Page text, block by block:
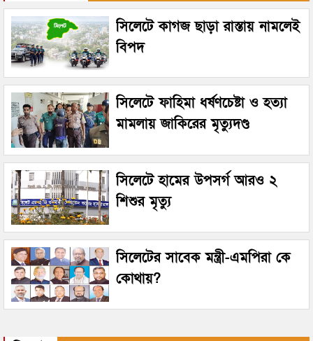
সিলেটে কাগজ ছাড়া রাস্তায় নামলেই
বিপদ
সিলেটে ফাহিমা ধর্ষণচেষ্টা ও হত্যা
মামলায় জাকিরের মৃত্যুদণ্ড
সিলেটে হামের উপসর্গ আরও ২
শিশুর মৃত্যু
সিলেটের সাবেক মন্ত্রী-এমপিরা কে
কোথায়?